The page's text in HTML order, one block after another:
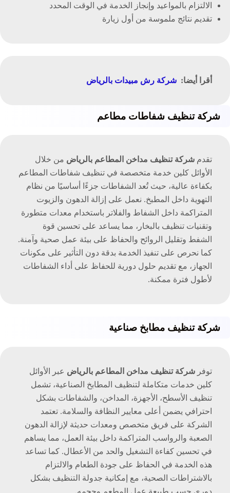
الالتزام بالمواعيد وإنجاز الخدمة في الوقت المحدد
تقديم نتائج ملموسة من أول زيارة
أقرا أيضا: شركة رش مبيدات بالرياض
شركة تنظيف شفاطات مطاعم
تقدم شركة تنظيف مداخن المطاعم بالرياض من خلال
الأوائل كلين خدمة متخصصة في تنظيف شفاطات المطاعم
بكفاءة عالية، حيث تُعد الشفاطات جزءًا أساسيًا من نظام
التهوية داخل المطبخ. نعمل على إزالة الدهون والزيوت
المتراكمة داخل الشفاط والفلاتر باستخدام معدات متطورة
وتقنيات تنظيف بالبخار، مما يساعد على تحسين قوة
الشفط وتقليل الروائح والحفاظ على بيئة عمل صحية وآمنة.
كما نحرص على تنفيذ الخدمة بدقة دون التأثير على مكونات
الجهاز، مع تقديم حلول دورية للحفاظ على أداء الشفاطات
لأطول فترة ممكنة.
شركة تنظيف مطابخ صناعية
توفر شركة تنظيف مداخن المطاعم بالرياض عبر الأوائل
كلين خدمات متكاملة لتنظيف المطابخ الصناعية، تشمل
تنظيف الأسطح، الأجهزة، المداخن، والشفاطات بشكل
احترافي يضمن أعلى معايير النظافة والسلامة. تعتمد
الشركة على فريق متخصص ومعدات حديثة لإزالة الدهون
الصعبة والرواسب المتراكمة داخل بيئة العمل، مما يساهم
في تحسين كفاءة التشغيل والحد من الأعطال. كما تساعد
هذه الخدمة في الحفاظ على جودة الطعام والالتزام
بالاشتراطات الصحية، مع إمكانية جدولة التنظيف بشكل
دوري حسب طبيعة عمل المطعم وحجمه.